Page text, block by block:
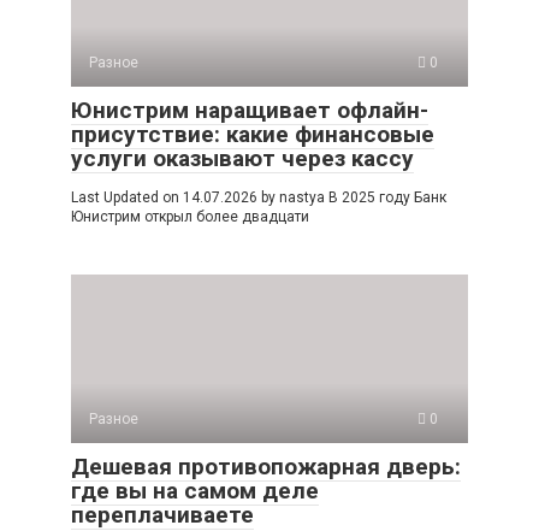
Разное 0
Юнистрим наращивает офлайн-
присутствие: какие финансовые
услуги оказывают через кассу
Last Updated on 14.07.2026 by nastya В 2025 году Банк
Юнистрим открыл более двадцати
Разное 0
Дешевая противопожарная дверь:
где вы на самом деле
переплачиваете